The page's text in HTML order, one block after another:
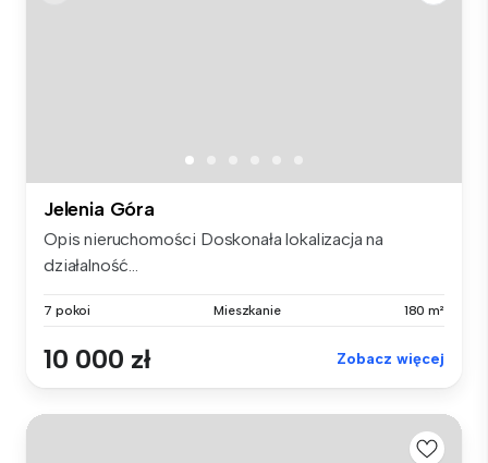
Jelenia Góra
Opis nieruchomości Doskonała lokalizacja na
działalność...
7 pokoi Mieszkanie 180 m²
10 000 zł Zobacz więcej